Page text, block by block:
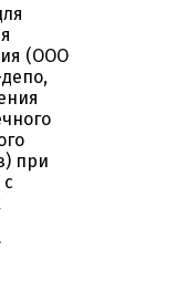
(ООО
при